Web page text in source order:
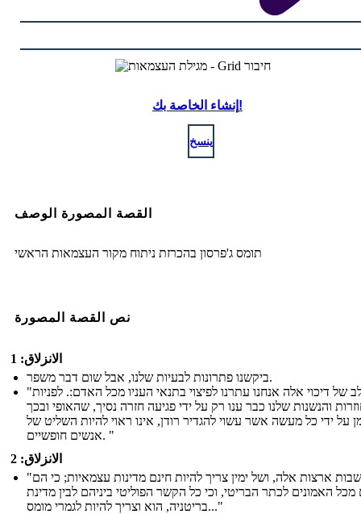
إنشاء الخاصة بك!
ينسخ
القصة المصورة الوصف
תומס ג'פרסון בהכרזת ניתוח מקור העצמאות הראשי
نص القصة المصورة
الانزلاق: 1
ביקשנו פתרונות לבעיות שלנו, אבל שום דבר משפר.
"בכל שלב של דיכוי אלה אנחנו עתרנו לפיצוי בתנאי העניו מכל האדם:. לפניות
והנשנות שלנו כבר ענו רק על ידי פגיעה חזרה נסיך, שהאופי ובכך
על ידי כל מעשה אשר עשוי להגדיר רודן, אינו ראוי להיות השליט של
אנשים חופשיים. "
الانزلاق: 2
"כי מושבות ארצות אלה, ושל ימין צריך להיות חינם מדינות עצמאיות; כי הם
מכל האמונים לכתר הבריטי, וכי כל הקשר הפוליטי ביניהם לבין מדינת
בריטניה, הוא וצריך להיות לגמרי מומס..."